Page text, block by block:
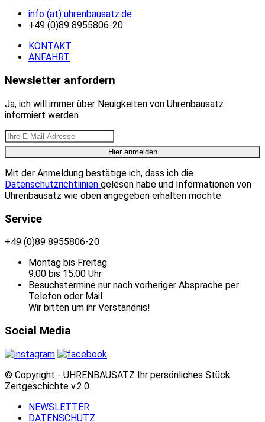
info (at) uhrenbausatz.de
+49 (0)89 8955806-20
KONTAKT
ANFAHRT
Newsletter anfordern
Ja, ich will immer über Neuigkeiten von Uhrenbausatz
informiert werden
Mit der Anmeldung bestätige ich, dass ich die
Datenschutzrichtlinien gelesen habe und Informationen von
Uhrenbausatz wie oben angegeben erhalten möchte.
Service
+49 (0)89 8955806-20
Montag bis Freitag
9:00 bis 15:00 Uhr
Besuchstermine nur nach vorheriger Absprache per
Telefon oder Mail.
Wir bitten um ihr Verständnis!
Social Media
© Copyright - UHRENBAUSATZ Ihr persönliches Stück
Zeitgeschichte v.2.0.
NEWSLETTER
DATENSCHUTZ